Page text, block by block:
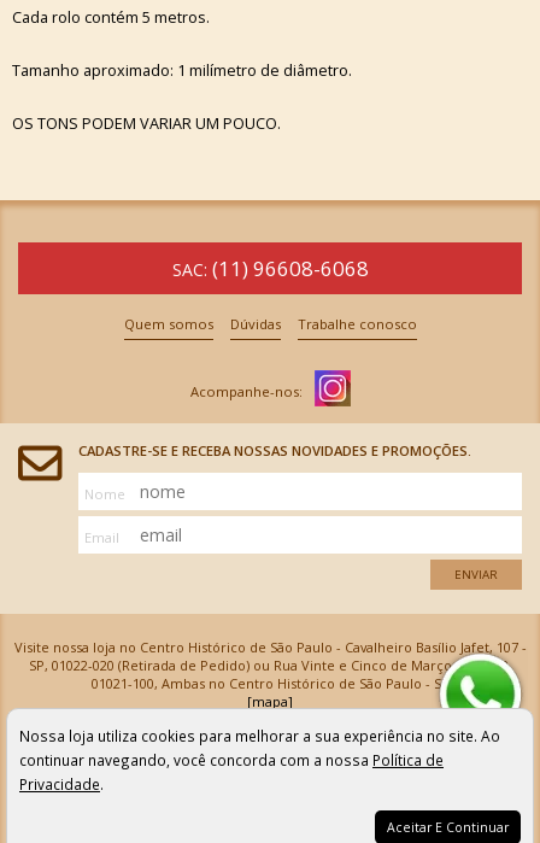
Cada rolo contém 5 metros.
Tamanho aproximado: 1 milímetro de diâmetro.
OS TONS PODEM VARIAR UM POUCO.
SAC: (11) 96608-6068
Quem somos Dúvidas Trabalhe conosco
CADASTRE-SE E RECEBA NOSSAS NOVIDADES E PROMOÇÕES.
Nome
Email
ENVIAR
Visite nossa loja no Centro Histórico de São Paulo - Cavalheiro Basílio Jafet, 107 -
SP, 01022-020 (Retirada de Pedido) ou Rua Vinte e Cinco de Março, 576 - SP,
01021-100, Ambas no Centro Histórico de São Paulo - SP
[mapa]
Armarinhos Santa Cecília Ltda | CNPJ: 61.069.639/0001-18
Os preços e as condições de pagamento apresentadas na loja virtual não valem para nossa loja física e
podem sofrer alterações sem aviso prévio. Vendas com cartão de crédito sujeitas a análise e
confirmação de dados.
Nossa loja utiliza cookies para melhorar a sua experiência no site. Ao
continuar navegando, você concorda com a nossa Política de
Privacidade.
Aceitar E Continuar